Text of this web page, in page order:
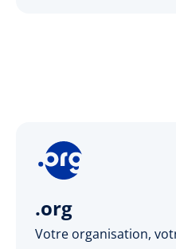
.org
Votre organisation,